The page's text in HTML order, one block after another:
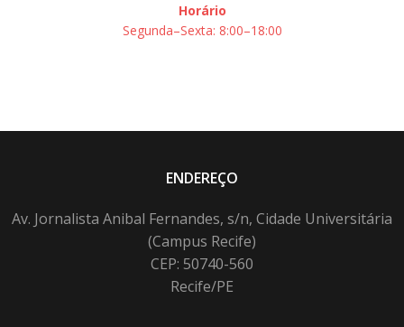
Horário
Segunda–Sexta: 8:00–18:00
ENDEREÇO
Av. Jornalista Anibal Fernandes, s/n, Cidade Universitária
(Campus Recife)
CEP: 50740-560
Recife/PE